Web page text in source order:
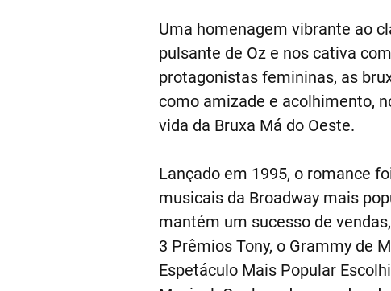
Uma homenagem vibrante ao
pulsante de Oz e nos cativa
protagonistas femininas, as
como amizade e acolhimento,
vida da Bruxa Má do Oeste.
Lançado em 1995, o romance
musicais da Broadway mais
mantém um sucesso de
3 Prêmios Tony, o Grammy de
Espetáculo Mais Popular